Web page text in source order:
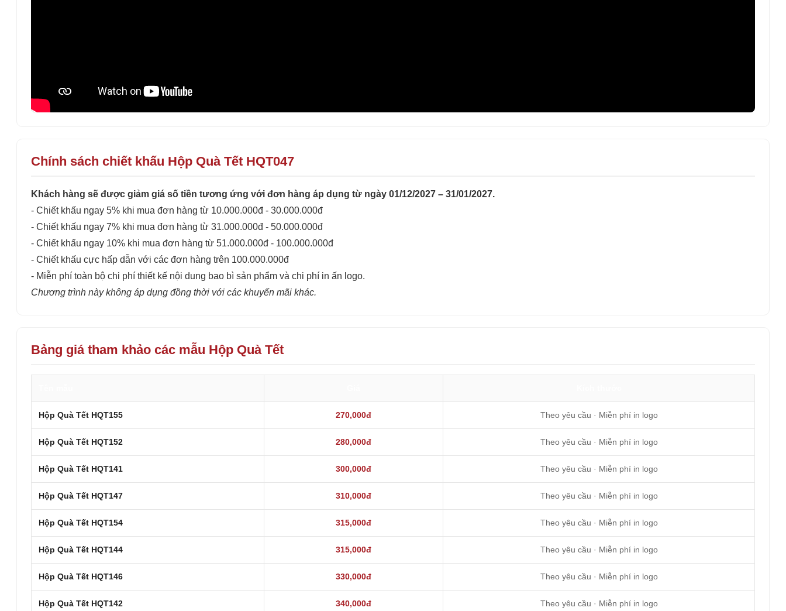
Chính sách chiết khấu Hộp Quà Tết HQT047
Khách hàng sẽ được giảm giá số tiền tương ứng với đơn hàng áp dụng từ ngày 01/12/2027 – 31/01/2027.
- Chiết khấu ngay 5% khi mua đơn hàng từ 10.000.000đ - 30.000.000đ
- Chiết khấu ngay 7% khi mua đơn hàng từ 31.000.000đ - 50.000.000đ
- Chiết khấu ngay 10% khi mua đơn hàng từ 51.000.000đ - 100.000.000đ
- Chiết khấu cực hấp dẫn với các đơn hàng trên 100.000.000đ
- Miễn phí toàn bộ chi phí thiết kế nội dung bao bì sản phẩm và chi phí in ấn logo.
Chương trình này không áp dụng đồng thời với các khuyến mãi khác.
Bảng giá tham khảo các mẫu Hộp Quà Tết
Hộp Quà Tết HQT155 270,000đ Theo yêu cầu · Miễn phí in logo
Hộp Quà Tết HQT152 280,000đ Theo yêu cầu · Miễn phí in logo
Hộp Quà Tết HQT141 300,000đ Theo yêu cầu · Miễn phí in logo
Hộp Quà Tết HQT147 310,000đ Theo yêu cầu · Miễn phí in logo
Hộp Quà Tết HQT154 315,000đ Theo yêu cầu · Miễn phí in logo
Hộp Quà Tết HQT144 315,000đ Theo yêu cầu · Miễn phí in logo
Hộp Quà Tết HQT146 330,000đ Theo yêu cầu · Miễn phí in logo
Hộp Quà Tết HQT142 340,000đ Theo yêu cầu · Miễn phí in logo